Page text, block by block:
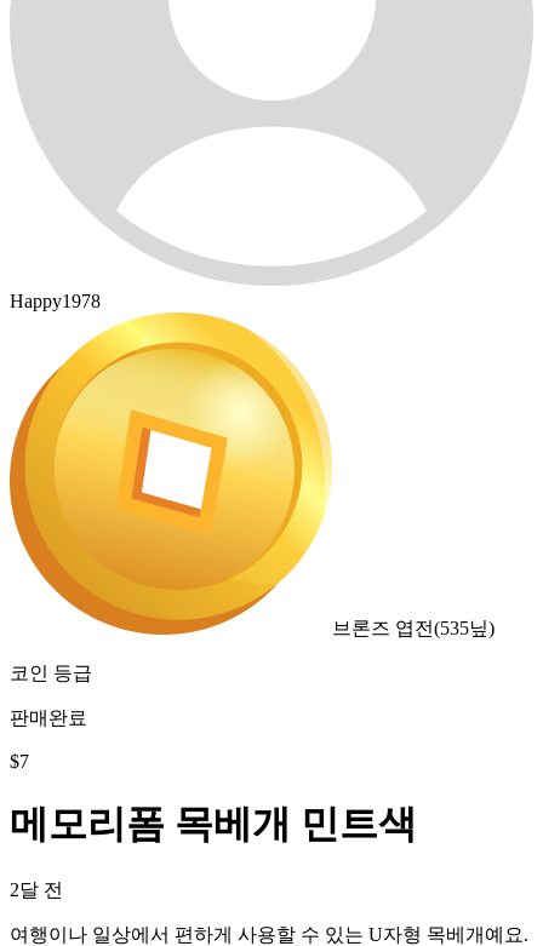
Happy1978
브론즈 엽전(535닢)
코인 등급
판매완료
$7
메모리폼 목베개 민트색
2달 전
여행이나 일상에서 편하게 사용할 수 있는 U자형 목베개예요.